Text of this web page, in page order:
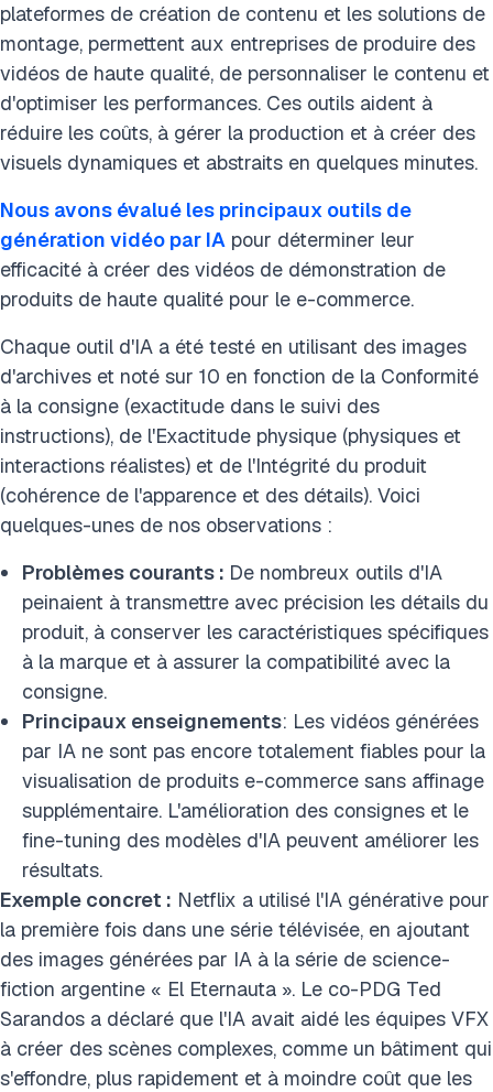
plateformes de création de contenu et les solutions de
montage, permettent aux entreprises de produire des
vidéos de haute qualité, de personnaliser le contenu et
d'optimiser les performances. Ces outils aident à
réduire les coûts, à gérer la production et à créer des
visuels dynamiques et abstraits en quelques minutes.
Nous avons évalué les principaux outils de
génération vidéo par IA pour déterminer leur
efficacité à créer des vidéos de démonstration de
produits de haute qualité pour le e-commerce.
Chaque outil d'IA a été testé en utilisant des images
d'archives et noté sur 10 en fonction de la Conformité
à la consigne (exactitude dans le suivi des
instructions), de l'Exactitude physique (physiques et
interactions réalistes) et de l'Intégrité du produit
(cohérence de l'apparence et des détails). Voici
quelques-unes de nos observations :
Problèmes courants : De nombreux outils d'IA
peinaient à transmettre avec précision les détails du
produit, à conserver les caractéristiques spécifiques
à la marque et à assurer la compatibilité avec la
consigne.
Principaux enseignements: Les vidéos générées
par IA ne sont pas encore totalement fiables pour la
visualisation de produits e-commerce sans affinage
supplémentaire. L'amélioration des consignes et le
fine-tuning des modèles d'IA peuvent améliorer les
résultats.
Exemple concret : Netflix a utilisé l'IA générative pour
la première fois dans une série télévisée, en ajoutant
des images générées par IA à la série de science-
fiction argentine « El Eternauta ». Le co-PDG Ted
Sarandos a déclaré que l'IA avait aidé les équipes VFX
à créer des scènes complexes, comme un bâtiment qui
s'effondre, plus rapidement et à moindre coût que les
> Applications d'audit
> Applications Recherche et Développement (R&D)
> Applications de productivité et d'automatisation
Résumé des applications d'IA générative avec cas d'usage
Conclusion
FAQ
Citer cette recherche